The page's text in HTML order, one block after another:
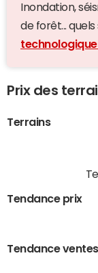
Inondation,
de forêt...
Prix des
Terrains
Tendance prix
Tendance ventes